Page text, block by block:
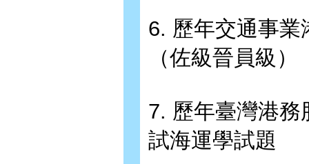
6. 歷年交通事業
（佐級晉員級）
7. 歷年臺灣港務
試海運學試題